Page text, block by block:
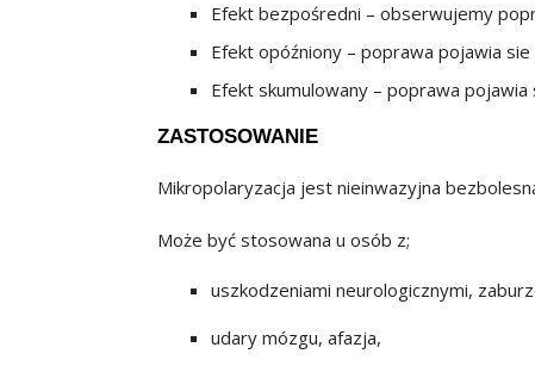
Efekt bezpośredni – obserwujemy
Efekt opóźniony – poprawa pojawia
Efekt skumulowany – poprawa pojawia
ZASTOSOWANIE
Mikropolaryzacja jest nieinwazyjna
Może być stosowana u osób z;
uszkodzeniami neurologicznymi,
udary mózgu, afazja,